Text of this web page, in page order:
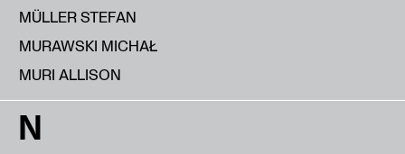
MÜLLER STEFAN
MURAWSKI MICHAŁ
MURI ALLISON
N